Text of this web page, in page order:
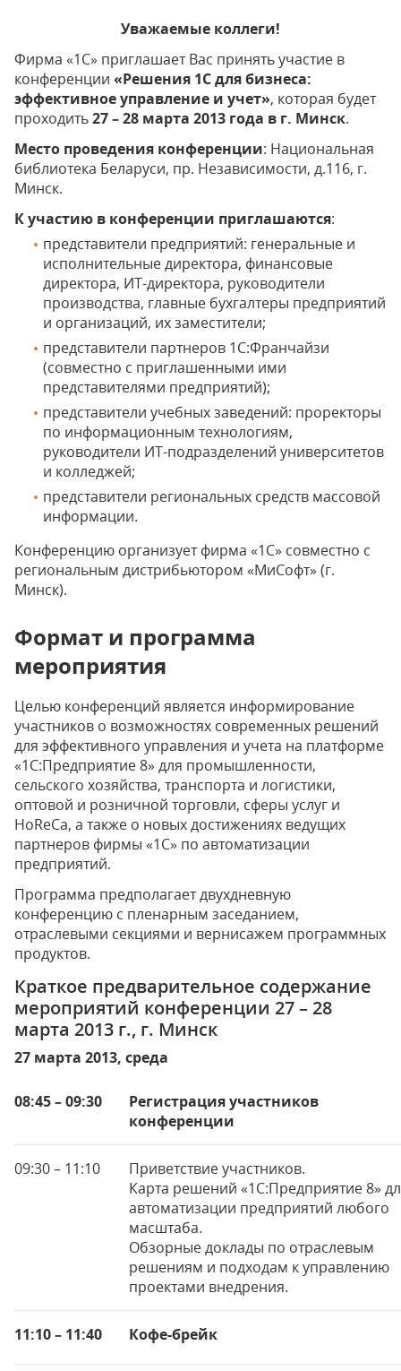
Уважаемые коллеги!
Фирма «1С» приглашает Вас принять участие в
конференции «Решения 1С для бизнеса:
эффективное управление и учет», которая будет
проходить27 – 28 марта 2013 года в г. Минск.
Место проведения конференции: Национальная
библиотека Беларуси, пр. Независимости, д.116, г.
Минск.
К участию в конференции приглашаются:
представители предприятий: генеральные и
исполнительные директора, финансовые
директора, ИТ-директора, руководители
производства, главные бухгалтеры предприятий
и организаций, их заместители;
представители партнеров 1С:Франчайзи
(совместно с приглашенными ими
представителями предприятий);
представители учебных заведений: проректоры
по информационным технологиям,
руководители ИТ-подразделений университетов
и колледжей;
представители региональных средств массовой
информации.
Конференцию организует фирма «1С» совместно с
региональным дистрибьютором «МиСофт» (г.
Минск).
Формат и программа
мероприятия
Целью конференций является информирование
участников о возможностях современных решений
для эффективного управления и учета на платформе
«1С:Предприятие 8» для промышленности,
сельского хозяйства, транспорта и логистики,
оптовой и розничной торговли, сферы услуг и
HoReCa, а также о новых достижениях ведущих
партнеров фирмы «1С» по автоматизации
предприятий.
Программа предполагает двухдневную
конференцию с пленарным заседанием,
отраслевыми секциями и вернисажем программных
продуктов.
Краткое предварительное содержание
мероприятий конференции 27 – 28
марта 2013 г., г. Минск
27 марта 2013, среда
08:45 – 09:30
Регистрация участников
конференции
09:30 – 11:10
Приветствие участников.
Карта решений «1С:Предприятие 8»
автоматизации предприятий любого
масштаба.
Обзорные доклады по отраслевым
решениям и подходам к управлению
проектами внедрения.
11:10 – 11:40 Кофе-брейк